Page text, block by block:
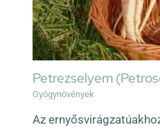
Petrezselyem
Gyógynövények
Az